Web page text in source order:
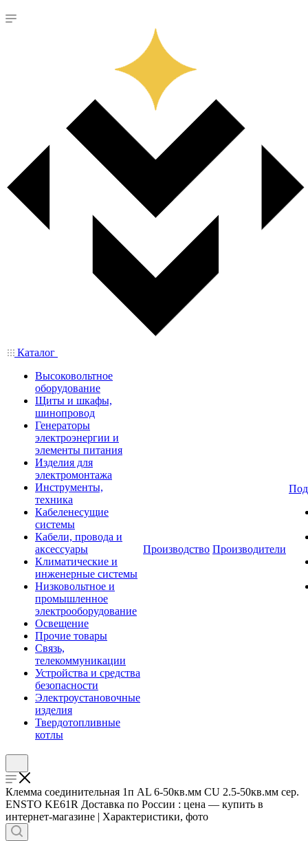
Каталог
Высоковольтное
оборудование
Щиты и шкафы,
шинопровод
Генераторы
электроэнергии и
элементы питания
Изделия для
электромонтажа
Инструменты,
техника
Кабеленесущие
системы
Кабели, провода и
аксессуары
Климатические и
инженерные системы
Низковольтное и
промышленное
электрооборудование
Освещение
Прочие товары
Связь,
телекоммуникации
Устройства и средства
безопасности
Электроустановочные
изделия
Твердотопливные
котлы
Производство Производители
Клемма соединительная 1п AL 6-50кв.мм CU 2.5-50кв.мм сер.
ENSTO KE61R Доставка по России : цена — купить в
интернет-магазине | Характеристики, фото